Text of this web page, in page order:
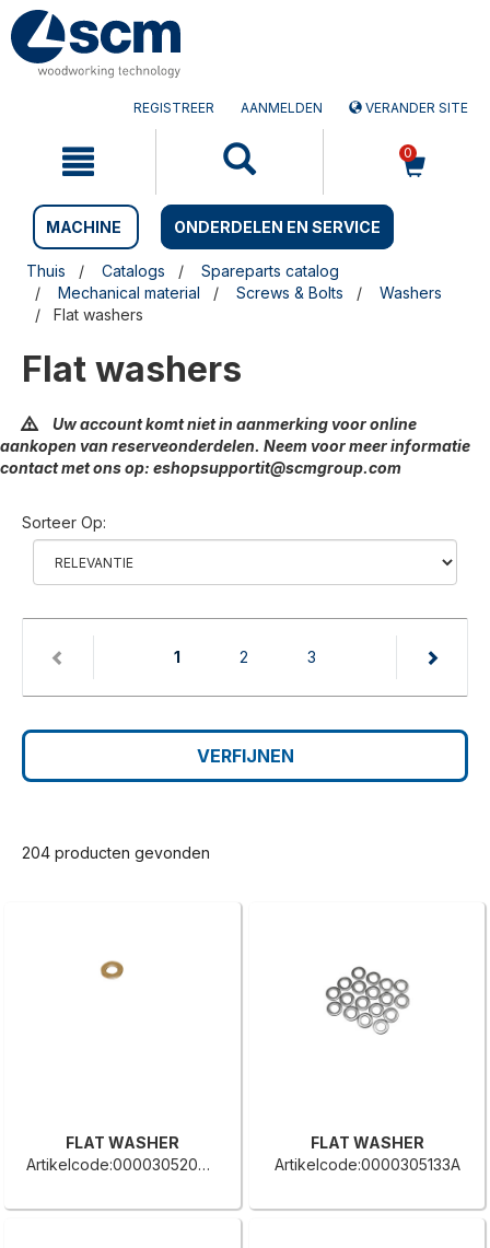
Doorgaan
naar
artikel
naar
het
navigatiemenu
REGISTREER AANMELDEN VERANDER SITE
0
MACHINE ONDERDELEN EN SERVICE
Thuis Catalogs
Spareparts catalog
Mechanical material
Screws & Bolts
Washers
Flat washers
Flat washers
Uw account komt niet in aanmerking voor online
aankopen van reserveonderdelen. Neem voor meer informatie
contact met ons op: eshopsupportit@scmgroup.com
Sorteer Op:
1(current)
2 3
VERFIJNEN
204 producten gevonden
FLAT WASHER
Artikelcode:0000305200C
FLAT WASHER
Artikelcode:0000305133A